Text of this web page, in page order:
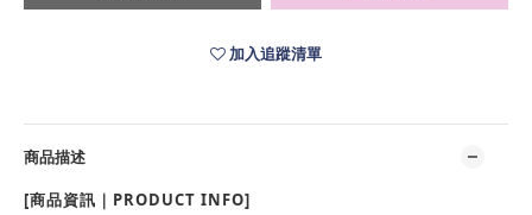
加入追蹤清單
商品描述
[商品資訊｜PRODUCT INFO]